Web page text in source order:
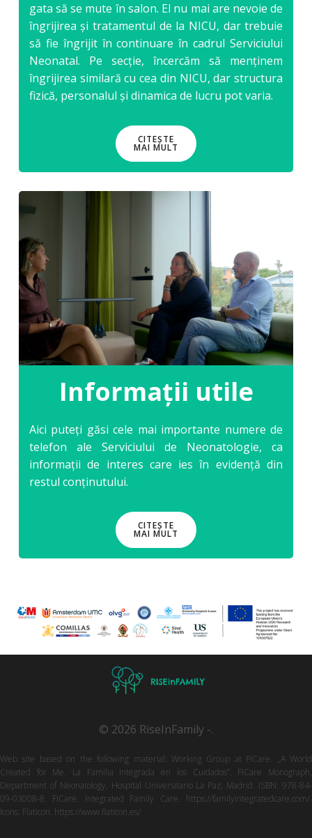
gata să se mute în salon. El nu mai are nevoie de
îngrijirea și tratamentul de la NICU, dar trebuie
să fie îngrijit în continuare în cadrul Serviciului
Neonatal. Pe secție, încercăm să menținem
îngrijirea similară cu cea din NICU, dar structura
fizică, personalul și dinamica de lucru pot varia.
CITEȘTE
MAI MULT
Informații utile
Aici puteți găsi cele mai importante numere de
telefon ale Serviciului de Neonatologie, ca
informații de interes care ies în evidență din
restul conținutului.
CITEȘTE
MAI MULT
© 2026 RiseInFamily -.
Web site based on the following material: Working Group at FICare. „A World
Created for Me. La Familia Integrada en los Cuidados”. FICare Monograph,
Department of Neonatology, Hospital Universitario La Paz, Madrid. ISBN: 978-84-
09-03008-8. FICare. Integrated Family Care. https://familyintegratedcare.com/.
Icons: Flaticon. https://www.flaticon.es/